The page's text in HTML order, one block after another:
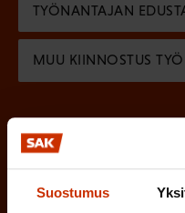
Suostumus
TYÖNANTAJAN
MUU KIINNOSTUS
Millä kielellä haluat